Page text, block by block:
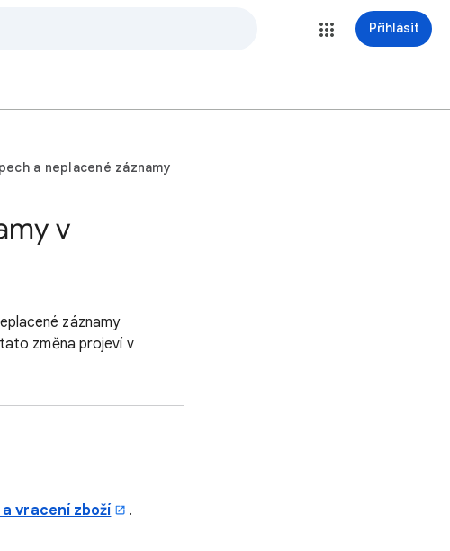
Přihlásit
a neplacené záznamy
v
záznamy
změna projeví v
a vracení zboží
.